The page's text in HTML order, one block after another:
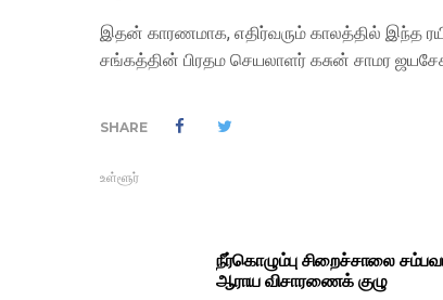
இதன் காரணமாக, எதிர்வரும் காலத்தில் இந்த
சங்கத்தின் பிரதம செயலாளர் கசுன் சாமர
SHARE
உள்ளூர்
நீர்கொழும்பு சிறைச்சாலை
ஆராய விசாரணைக் குழு